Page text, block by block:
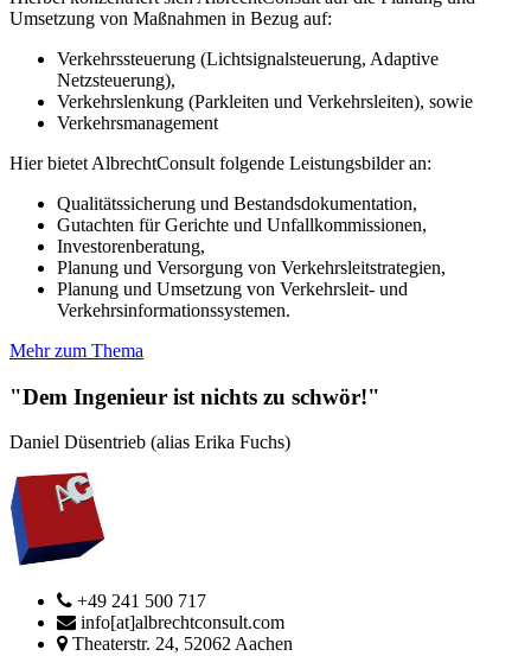
Umsetzung von Maßnahmen in Bezug auf:
Verkehrssteuerung (Lichtsignalsteuerung, Adaptive
Netzsteuerung),
Verkehrslenkung (Parkleiten und Verkehrsleiten), sowie
Verkehrsmanagement
Hier bietet AlbrechtConsult folgende Leistungsbilder an:
Qualitätssicherung und Bestandsdokumentation,
Gutachten für Gerichte und Unfallkommissionen,
Investorenberatung,
Planung und Versorgung von Verkehrsleitstrategien,
Planung und Umsetzung von Verkehrsleit- und
Verkehrsinformationssystemen.
Mehr zum Thema
"Dem Ingenieur ist nichts zu schwör!"
Daniel Düsentrieb (alias Erika Fuchs)
+49 241 500 717
info[at]albrechtconsult.com
Theaterstr. 24, 52062 Aachen